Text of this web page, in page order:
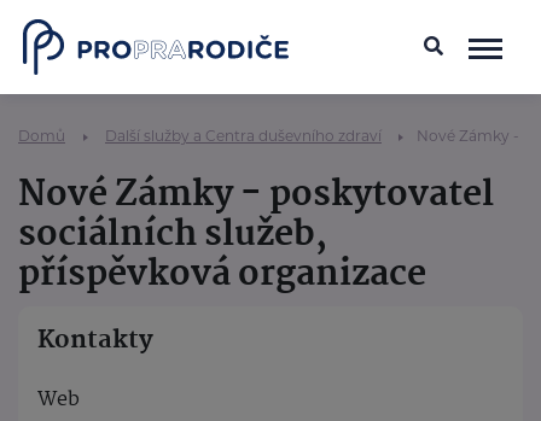
Domů Další služby a Centra duševního zdraví Nové Zámky -
Nové Zámky - poskytovatel
sociálních služeb,
příspěvková organizace
Kontakty
Web